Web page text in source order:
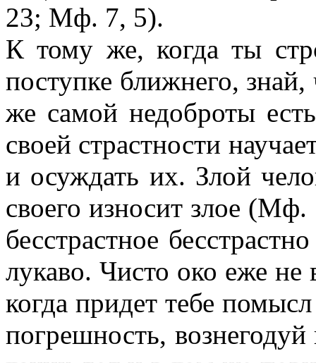
23; Мф. 7, 5).
К тому же, когда ты
поступке ближнего,
же самой недоброты
своей страстности
и осуждать их. Злой
своего износит злое
бесстрастное
лукаво. Чисто око еже
когда придет тебе
погрешность, вознегодуй